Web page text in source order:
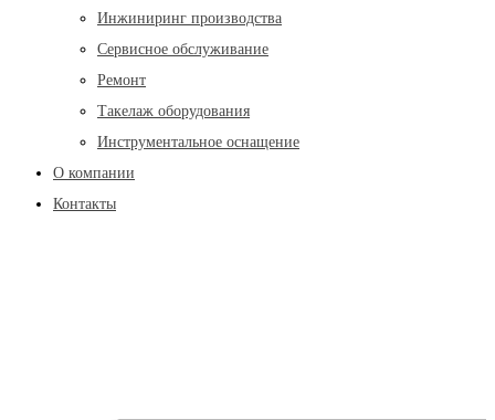
Инжиниринг производства
Сервисное обслуживание
Ремонт
Такелаж оборудования
Инструментальное оснащение
О компании
Контакты